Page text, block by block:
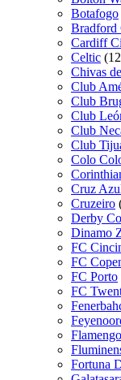
Botafogo
Bradford
Cardiff
Celtic
Chivas
Club
Club
Club
Club
Club
Colo
Cruz
Cruzeiro
Derby
Dinamo
FC
FC
FC Porto
FC
Flamengo
Fortuna